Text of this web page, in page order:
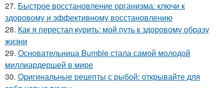
27. Быстрое восстановление организма: ключи к
здоровому и эффективному восстановлению
28. Как я перестал курить: мой путь к здоровому образу
жизни
29. Основательница Bumble стала самой молодой
миллиардершей в мире
30. Оригинальные рецепты с рыбой: открывайте для